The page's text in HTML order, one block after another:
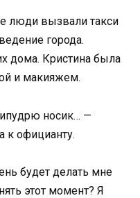
люди вызвали такси
города.
дома. Кристина была
и макияжем.
носик… —
к официанту.
будет делать мне
этот момент? Я